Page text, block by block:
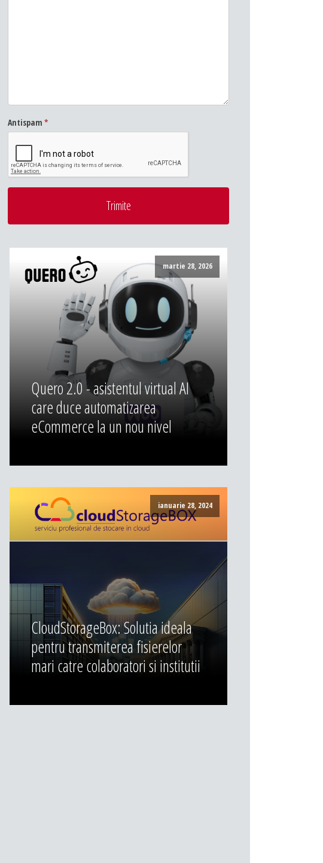
Antispam *
Trimite
martie 28, 2026
Quero 2.0 - asistentul virtual AI
care duce automatizarea
eCommerce la un nou nivel
ianuarie 28, 2024
CloudStorageBox: Solutia ideala
pentru transmiterea fisierelor
mari catre colaboratori si institutii